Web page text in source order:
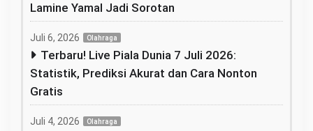
Lamine Yamal Jadi Sorotan
Juli 6, 2026 Olahraga
Terbaru! Live Piala Dunia 7 Juli 2026:
Statistik, Prediksi Akurat dan Cara Nonton
Gratis
Juli 4, 2026 Olahraga